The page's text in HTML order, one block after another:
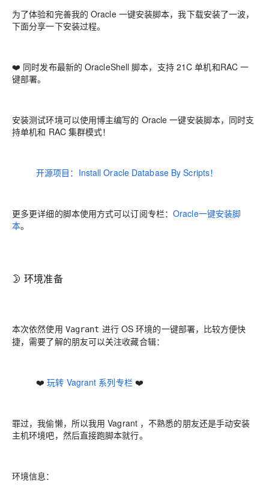
为了体验和完善我的 Oracle 一键安装脚本，我下载安装了一波，
下面分享一下安装过程。
❤️ 同时发布最新的 OracleShell 脚本，支持 21C 单机和RAC 一
键部署。
安装测试环境可以使用博主编写的 Oracle 一键安装脚本，同时支
持单机和 RAC 集群模式！
开源项目：Install Oracle Database By Scripts！
更多更详细的脚本使用方式可以订阅专栏： Oracle一键安装脚
本。
🌛 环境准备
本次依然使用 Vagrant 进行 OS 环境的一键部署，比较方便快
捷，需要了解的朋友可以关注收藏合辑：
❤️玩转 Vagrant 系列专栏 ❤️
罪过，我偷懒，所以我用 Vagrant ，不熟悉的朋友还是手动安装
主机环境吧，然后直接跑脚本就行。
环境信息：